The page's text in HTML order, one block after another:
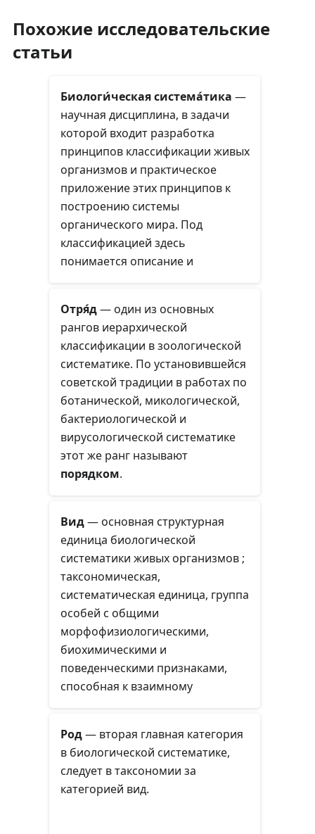
Похожие исследовательские
статьи
Биологи́ческая система́тика —
научная дисциплина, в задачи
которой входит разработка
принципов классификации живых
организмов и практическое
приложение этих принципов к
построению системы
органического мира. Под
классификацией здесь
понимается описание и
организмов.
Отря́д— один из основных
рангов иерархической
классификации в зоологической
систематике. По установившейся
советской традиции в работах по
ботанической, микологической,
бактериологической и
вирусологической систематике
этот же ранг называют
порядком.
Вид— основная структурная
единица биологической
систематики живых организмов ;
таксономическая,
систематическая единица, группа
особей с общими
морфофизиологическими,
биохимическими и
поведенческими признаками,
способная к взаимному
потомство, закономерно
распространённая в пределах
определённого ареала и сходно
изменяющаяся под влиянием
Род— вторая главная категория
в биологической систематике,
следует в таксономии за
категорией вид.